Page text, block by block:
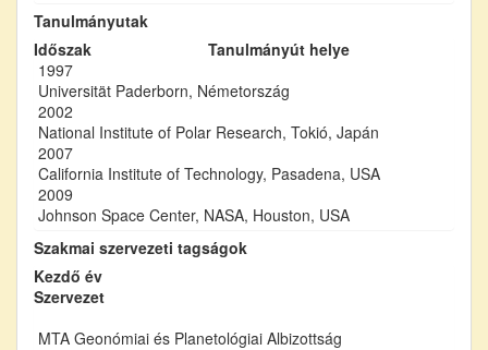
Tanulmányutak
Időszak
Tanulmányút helye
1997
Universität Paderborn, Németország
2002
National Institute of Polar Research, Tokió, Japán
2007
California Institute of Technology, Pasadena, USA
2009
Johnson Space Center, NASA, Houston, USA
Szakmai szervezeti tagságok
Kezdő év
Szervezet
MTA Geonómiai és Planetológiai Albizottság